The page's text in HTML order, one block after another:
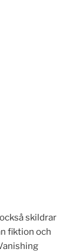
skildrar
fiktion och